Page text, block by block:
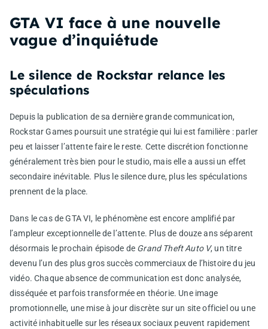
GTA VI face à une nouvelle
vague d’inquiétude
Le silence de Rockstar relance les
spéculations
Depuis la publication de sa dernière grande communication,
Rockstar Games poursuit une stratégie qui lui est familière : parler
peu et laisser l’attente faire le reste. Cette discrétion fonctionne
généralement très bien pour le studio, mais elle a aussi un effet
secondaire inévitable. Plus le silence dure, plus les spéculations
prennent de la place.
Dans le cas de GTA VI, le phénomène est encore amplifié par
l’ampleur exceptionnelle de l’attente. Plus de douze ans séparent
désormais le prochain épisode de Grand Theft Auto V, un titre
devenu l’un des plus gros succès commerciaux de l’histoire du jeu
vidéo. Chaque absence de communication est donc analysée,
disséquée et parfois transformée en théorie. Une image
promotionnelle, une mise à jour discrète sur un site officiel ou une
activité inhabituelle sur les réseaux sociaux peuvent rapidement